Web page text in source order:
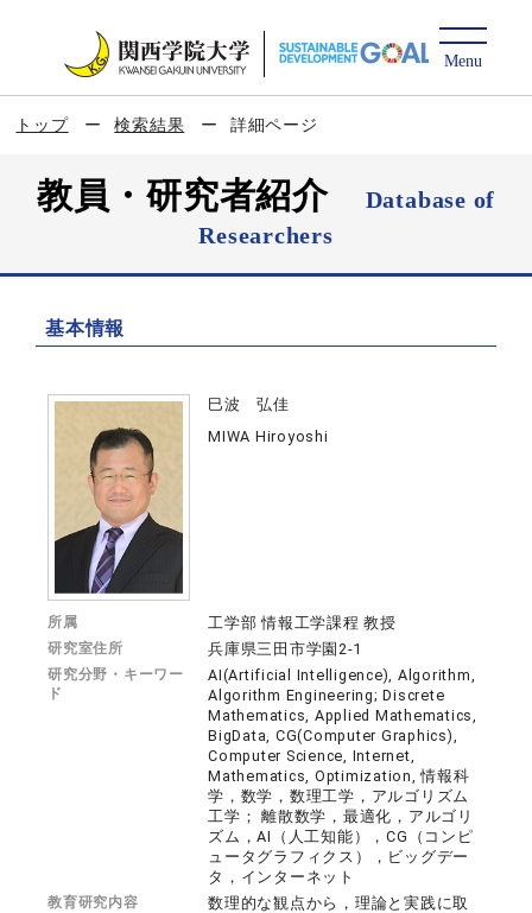
トップ 検索結果 詳細ページ
教員・研究者紹介
Database of
Researchers
基本情報
巳波 弘佳
MIWA Hiroyoshi
所属 工学部 情報工学課程 教授
研究室住所 兵庫県三田市学園2-1
研究分野・キーワー
ド
AI(Artificial Intelligence), Algorithm,
Algorithm Engineering; Discrete
Mathematics, Applied Mathematics,
BigData, CG(Computer Graphics),
Computer Science, Internet,
Mathematics, Optimization, 情報科
学，数学，数理工学，アルゴリズム
工学； 離散数学，最適化，アルゴリ
ズム，AI（人工知能），CG（コンピ
ュータグラフィクス），ビッグデー
タ，インターネット
教育研究内容
数理的な観点から，理論と実践に取